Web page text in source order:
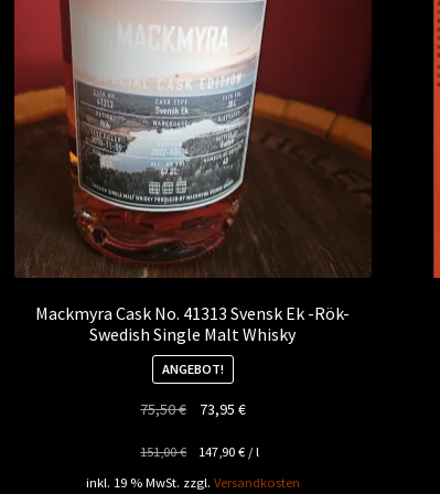
Mackmyra Cask No. 41313 Svensk Ek -Rök-
Swedish Single Malt Whisky
ANGEBOT!
75,50€
Ursprünglicher
war:
75,50 €
73,95 €Aktueller
ist:
73,95 €.
151,00€ 147,90€ /l
inkl. 19 % MwSt. zzgl. Versandkosten